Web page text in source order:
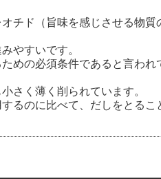
ド（旨味を感じさせる物質
やすいです。
めの必須条件であると言われ
さく薄く削られています。
るのに比べて、だしをとるこ